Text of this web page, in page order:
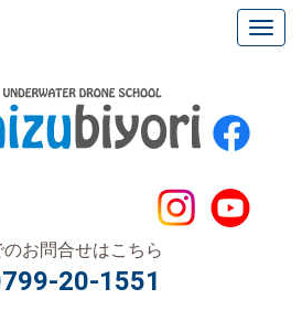
お問合せはこちら
20-1551